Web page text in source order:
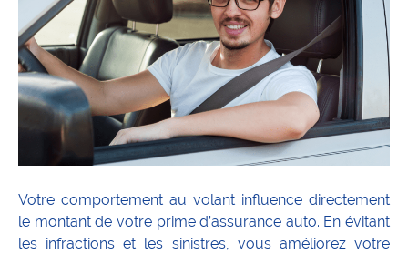
Votre comportement au volant influence directement
le montant de votre prime d’assurance auto. En évitant
les infractions et les sinistres, vous améliorez votre